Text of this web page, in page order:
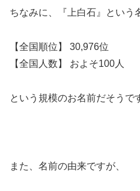
ちなみに、『上白石』という
【全国順位】 30,976位
【全国人数】 およそ100人
という規模のお名前だそうで
また、名前の由来ですが、